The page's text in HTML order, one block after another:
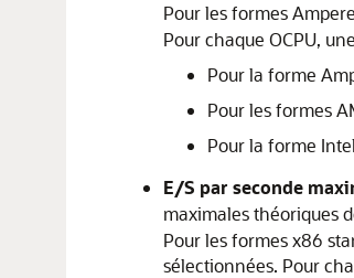
Pour les formes
Pour chaque OCPU,
Pour la forme
Pour les formes
Pour la forme
E/S par seconde
maximales théoriques
Pour les formes x86
sélectionnées. Pour